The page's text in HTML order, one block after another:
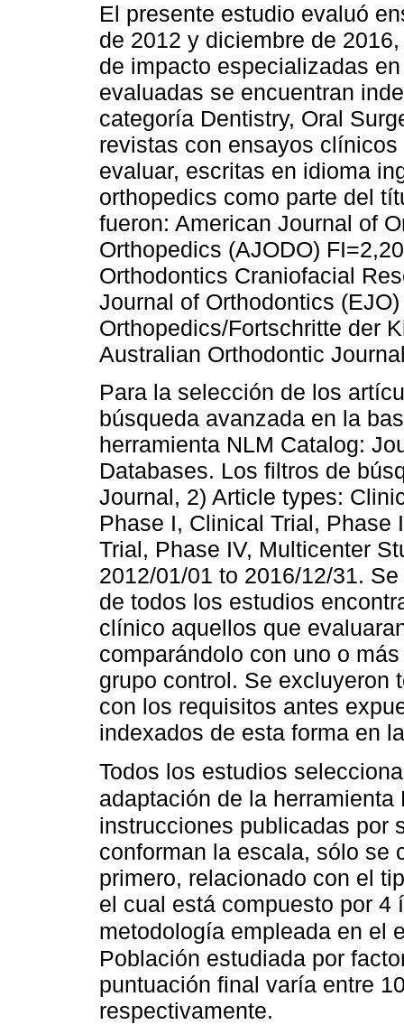
El presente estudio evaluó
de 2012 y diciembre de
de impacto especializadas
evaluadas se encuentran
categoría Dentistry, Oral
revistas con ensayos
evaluar, escritas en idioma
orthopedics como parte del
fueron: American Journal of
Orthopedics (AJODO)
Orthodontics Craniofacial
Journal of Orthodontics
Orthopedics/Fortschritte der
Australian Orthodontic
Para la selección de los
búsqueda avanzada en la
herramienta NLM Catalog:
Databases. Los filtros de
Journal, 2) Article types:
Phase I, Clinical Trial,
Trial, Phase IV, Multicenter
2012/01/01 to 2016/12/31.
de todos los estudios
clínico aquellos que
comparándolo con uno o
grupo control. Se excluyeron
con los requisitos antes
indexados de esta forma en
Todos los estudios
adaptación de la herramienta
instrucciones publicadas por
conforman la escala, sólo se
primero, relacionado con el
el cual está compuesto por
metodología empleada en el
Población estudiada por
puntuación final varía entre
respectivamente.